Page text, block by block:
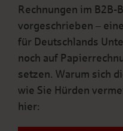
Rechnungen im B2B-
vorgeschrieben –
für Deutschlands
noch auf
setzen. Warum sich
wie Sie Hürden
hier: